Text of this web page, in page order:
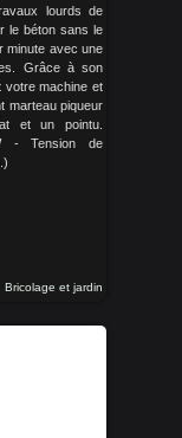
lourds de
le béton sans le
minute avec une
Grâce à son
votre machine et
marteau piqueur
et un pointu.
- Tension de
Bricolage et jardin